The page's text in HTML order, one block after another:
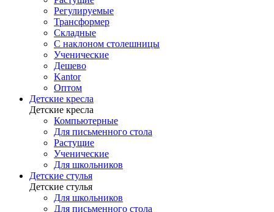
Регулируемые
Трансформер
Складные
С наклоном столешницы
Ученические
Дешево
Kantor
Оптом
Детские кресла
Детские кресла
Компьютерные
Для письменного стола
Растущие
Ученические
Для школьников
Детские стулья
Детские стулья
Для школьников
Для письменного стола